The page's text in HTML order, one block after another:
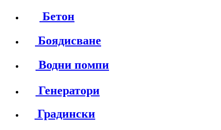
Бетон
Боядисване
Водни помпи
Генератори
Градински